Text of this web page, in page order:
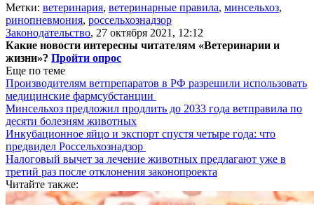
Метки: ветеринария, ветеринарные правила, минсельхоз,
ринопневмония, россельхознадзор
Законодательство, 27 октября 2021, 12:12
Какие новости интересны читателям «Ветеринарии и
жизни»? Пройти опрос
Еще по теме
Производителям ветпрепаратов в РФ разрешили использовать
медицинские фармсубстанции
Минсельхоз предложил продлить до 2033 года ветправила по
десяти болезням животных
Инкубационное яйцо и экспорт спустя четыре года: что
предвидел Россельхознадзор
Налоговый вычет за лечение животных предлагают уже в
третий раз после отклонения законопроекта
Читайте также: